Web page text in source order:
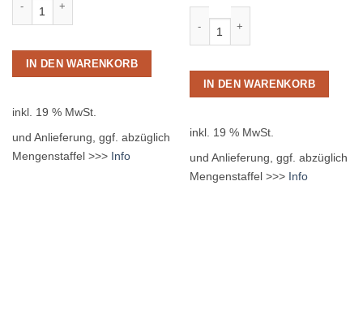
IN DEN WARENKORB
inkl. 19 % MwSt.
und Anlieferung, ggf. abzüglich
Mengenstaffel >>> Info
IN DEN WARENKORB
inkl. 19 % MwSt.
und Anlieferung, ggf. abzüglich
Mengenstaffel >>> Info